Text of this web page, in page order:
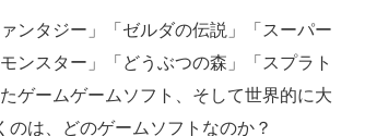
ンタジー」「ゼルダの伝説」「スーパー
ンスター」「どうぶつの森」「スプラト
ゲームゲームソフト、そして世界的に大
は、どのゲームソフトなのか？